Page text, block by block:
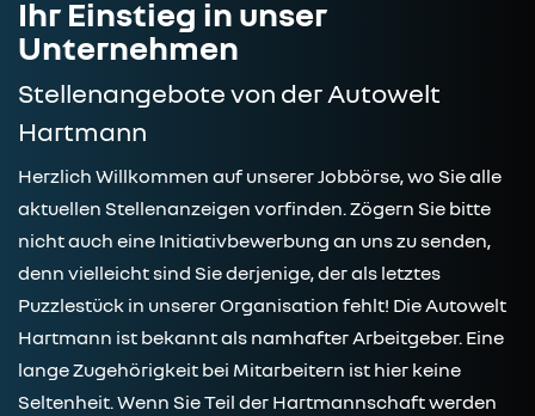
Ihr Einstieg in unser
Unternehmen
Stellenangebote von der Autowelt
Hartmann
Herzlich Willkommen auf unserer Jobbörse, wo Sie alle
aktuellen Stellenanzeigen vorfinden. Zögern Sie bitte
nicht auch eine Initiativbewerbung an uns zu senden,
denn vielleicht sind Sie derjenige, der als letztes
Puzzlestück in unserer Organisation fehlt! Die Autowelt
Hartmann ist bekannt als namhafter Arbeitgeber. Eine
lange Zugehörigkeit bei Mitarbeitern ist hier keine
Seltenheit. Wenn Sie Teil der Hartmannschaft werden